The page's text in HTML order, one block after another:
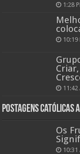
1:28
10:19
11:42
Postagens católicas
Os
10:31